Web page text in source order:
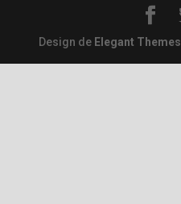
Design de Elegant Themes